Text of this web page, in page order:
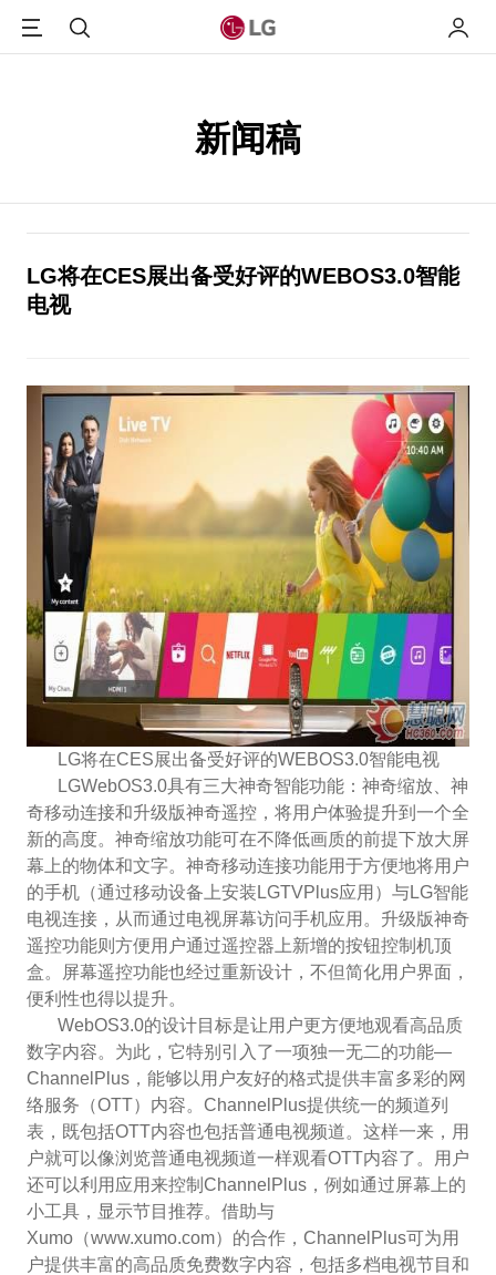
搜索 我的
新闻稿
LG将在CES展出备受好评的WEBOS3.0智能
电视
LG将在CES展出备受好评的WEBOS3.0智能电视
LGWebOS3.0具有三大神奇智能功能：神奇缩放、神
奇移动连接和升级版神奇遥控，将用户体验提升到一个全
新的高度。神奇缩放功能可在不降低画质的前提下放大屏
幕上的物体和文字。神奇移动连接功能用于方便地将用户
的手机（通过移动设备上安装LGTVPlus应用）与LG智能
电视连接，从而通过电视屏幕访问手机应用。升级版神奇
遥控功能则方便用户通过遥控器上新增的按钮控制机顶
盒。屏幕遥控功能也经过重新设计，不但简化用户界面，
便利性也得以提升。
WebOS3.0的设计目标是让用户更方便地观看高品质
数字内容。为此，它特别引入了一项独一无二的功能—
ChannelPlus，能够以用户友好的格式提供丰富多彩的网
络服务（OTT）内容。ChannelPlus提供统一的频道列
表，既包括OTT内容也包括普通电视频道。这样一来，用
户就可以像浏览普通电视频道一样观看OTT内容了。用户
还可以利用应用来控制ChannelPlus，例如通过屏幕上的
小工具，显示节目推荐。借助与
Xumo（www.xumo.com）的合作，ChannelPlus可为用
户提供丰富的高品质免费数字内容，包括多档电视节目和